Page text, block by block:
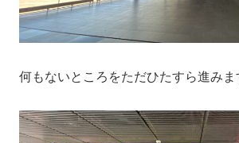
何もないところをただひたすら進みま